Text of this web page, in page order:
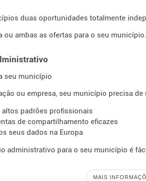
duas oportunidades totalmente
ou ambas as ofertas para o seu município.
seu município
ou empresa, seu município precisa
altos padrões profissionais
de compartilhamento eficazes
seus dados na Europa
administrativo para o seu município é
MAIS